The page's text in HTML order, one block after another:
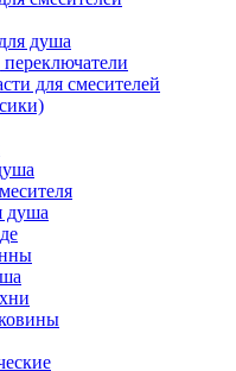
душа
для смесителей
душа